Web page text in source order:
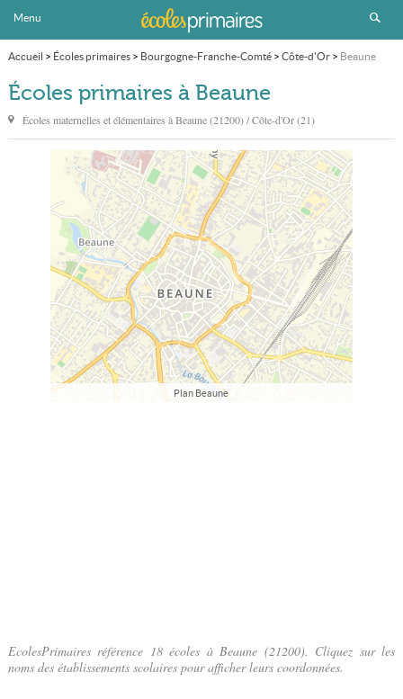
Menu
Accueil > Écoles primaires> Bourgogne-Franche-Comté> Côte-d'Or> Beaune
Écoles primaires à Beaune
Écoles maternelles et élémentaires àBeaune(21200) / Côte-d'Or (21)
Plan Beaune
EcolesPrimaires référence 18 écoles à Beaune (21200). Cliquez sur les
noms des établissements scolaires pour afficher leurs coordonnées.